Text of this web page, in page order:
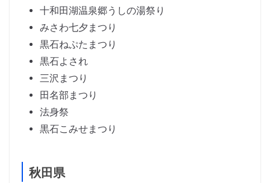
十和田湖温泉郷うしの湯祭り
みさわ七夕まつり
黒石ねぷたまつり
黒石よされ
三沢まつり
田名部まつり
法身祭
黒石こみせまつり
秋田県